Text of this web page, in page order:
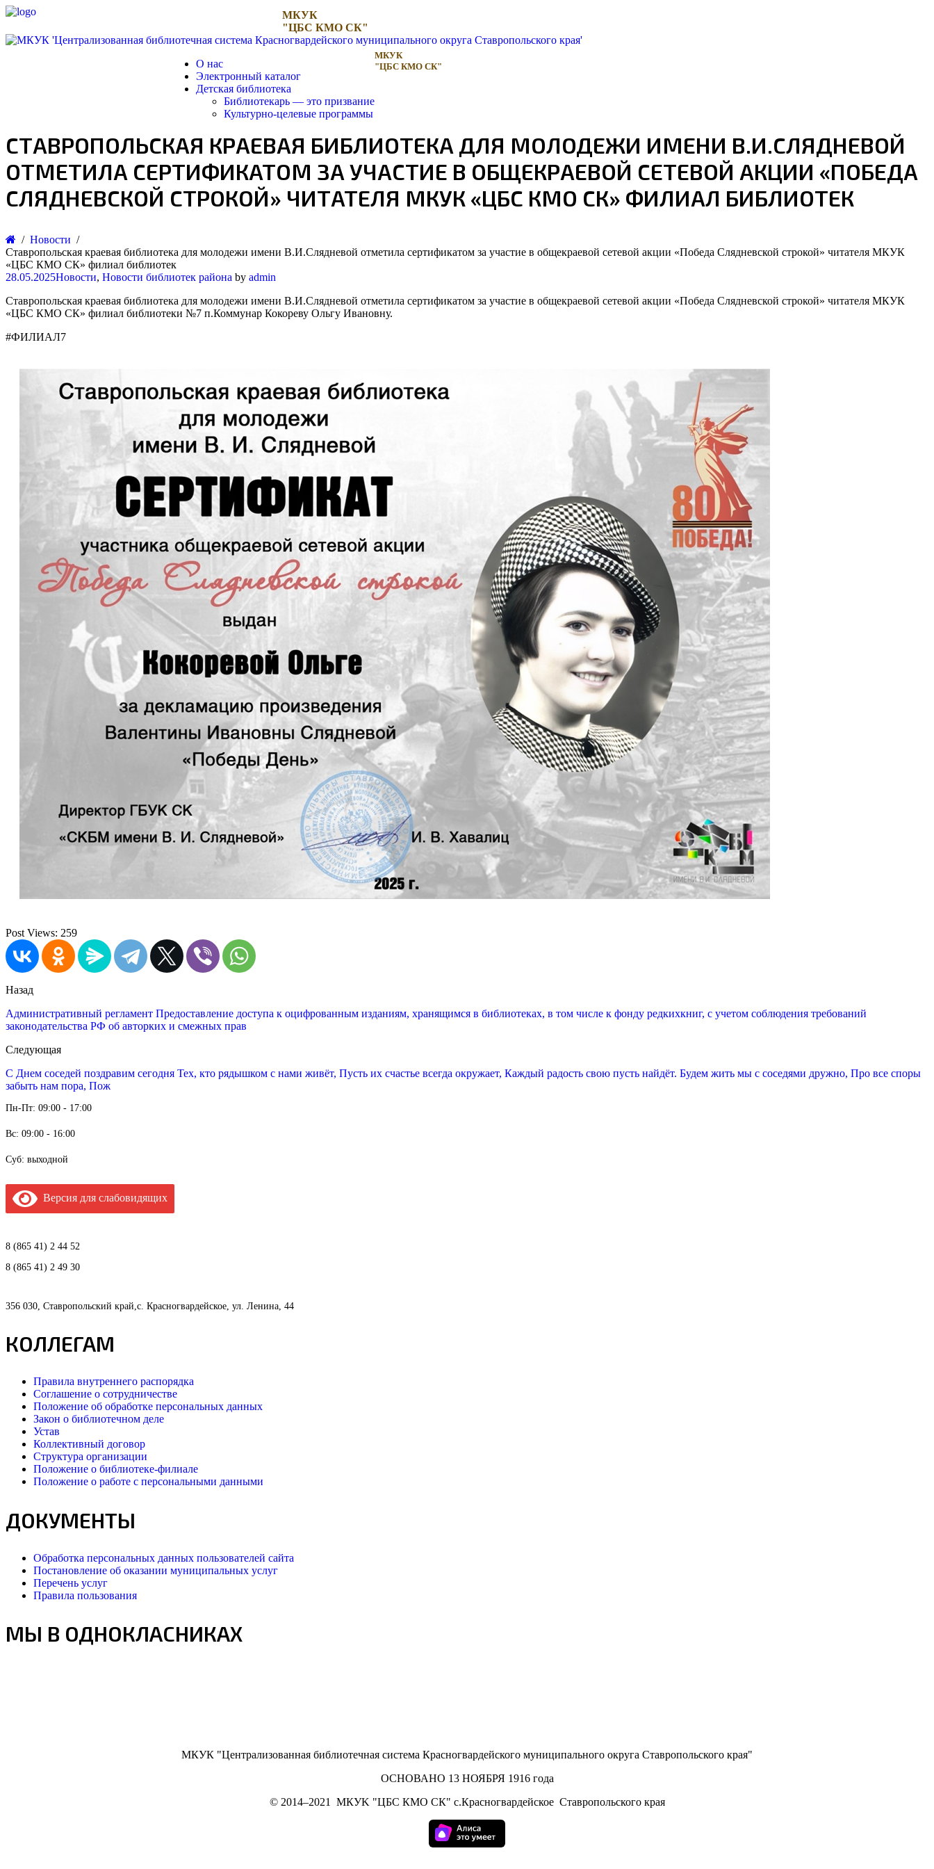
МКУК
"ЦБС КМО СК"
МКУК
"ЦБС КМО СК"
О нас
Электронный каталог
Детская библиотека
Библиотекарь — это призвание
Культурно-целевые программы
СТАВРОПОЛЬСКАЯ КРАЕВАЯ БИБЛИОТЕКА ДЛЯ МОЛОДЕЖИ ИМЕНИ В.И.СЛЯДНЕВОЙ
ОТМЕТИЛА СЕРТИФИКАТОМ ЗА УЧАСТИЕ В ОБЩЕКРАЕВОЙ СЕТЕВОЙ АКЦИИ «ПОБЕДА
СЛЯДНЕВСКОЙ СТРОКОЙ» ЧИТАТЕЛЯ МКУК «ЦБС КМО СК» ФИЛИАЛ БИБЛИОТЕК
Новости
Ставропольская краевая библиотека для молодежи имени В.И.Слядневой отметила сертификатом за участие в общекраевой сетевой акции «Победа Слядневской строкой» читателя МКУК
«ЦБС КМО СК» филиал библиотек
28.05.2025Новости, Новости библиотек района by admin
Ставропольская краевая библиотека для молодежи имени В.И.Слядневой отметила сертификатом за участие в общекраевой сетевой акции «Победа Слядневской строкой» читателя МКУК
«ЦБС КМО СК» филиал библиотеки №7 п.Коммунар Кокореву Ольгу Ивановну.
#ФИЛИАЛ7
Post Views: 259
Назад
Административный регламент Предоставление доступа к оцифрованным изданиям, хранящимся в библиотеках, в том числе к фонду редкихкниг, с учетом соблюдения требований
законодательства РФ об авторких и смежных прав
Следующая
С Днем соседей поздравим сегодня Тех, кто рядышком с нами живёт, Пусть их счастье всегда окружает, Каждый радость свою пусть найдёт. Будем жить мы с соседями дружно, Про все споры
забыть нам пора, Пож
Пн-Пт: 09:00 - 17:00
Вс: 09:00 - 16:00
Суб: выходной
Версия для слабовидящих
8 (865 41) 2 44 52
8 (865 41) 2 49 30
356 030, Ставропольский край,с. Красногвардейское, ул. Ленина, 44
КОЛЛЕГАМ
Правила внутреннего распорядка
Соглашение о сотрудничестве
Положение об обработке персональных данных
Закон о библиотечном деле
Устав
Коллективный договор
Структура организации
Положение о библиотеке-филиале
Положение о работе с персональными данными
ДОКУМЕНТЫ
Обработка персональных данных пользователей сайта
Постановление об оказании муниципальных услуг
Перечень услуг
Правила пользования
МЫ В ОДНОКЛАСНИКАХ
МКУК "Централизованная библиотечная система Красногвардейского муниципального округа Ставропольского края"
ОСНОВАНО 13 НОЯБРЯ 1916 года
© 2014–2021 МКУK "ЦБС КМО СК" с.Красногвардейское Ставропольского края